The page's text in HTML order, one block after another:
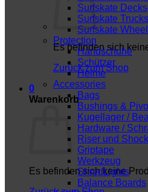
Es befinden sich
Zurück zum Shop
0
Warenkorb
Es befinden sich keine
Surfskate Decks
Surfskate Trucks
Surfskate
Protection
Handschuhe
Schützer
Helme
Accessories
Bags
Bushings &
Kugellager /
Hardware /
Riser und
Griptape
Werkzeug
ShredLights
Balance Boards